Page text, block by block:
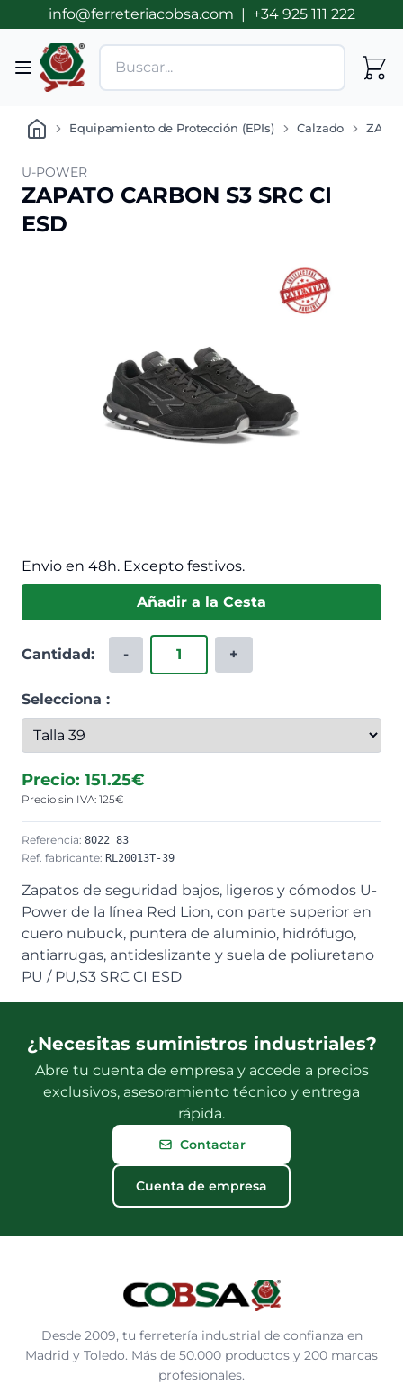
info@ferreteriacobsa.com | +34 925 111 222
Equipamiento de Protección (EPIs) Calzado
U-POWER
ZAPATO CARBON S3 SRC CI
ESD
Envio en 48h. Excepto festivos.
Añadir a la Cesta
Cantidad: - +
Selecciona :
Precio: 151.25€
Precio sin IVA: 125€
Referencia: 8022_83
Ref. fabricante: RL20013T-39
Zapatos de seguridad bajos, ligeros y cómodos U-
Power de la línea Red Lion, con parte superior en
cuero nubuck, puntera de aluminio, hidrófugo,
antiarrugas, antideslizante y suela de poliuretano
PU / PU,S3 SRC CI ESD
¿Necesitas suministros industriales?
Abre tu cuenta de empresa y accede a precios
exclusivos, asesoramiento técnico y entrega
rápida.
Contactar
Cuenta de empresa
Desde 2009, tu ferretería industrial de confianza en
Madrid y Toledo. Más de 50.000 productos y 200 marcas
profesionales.